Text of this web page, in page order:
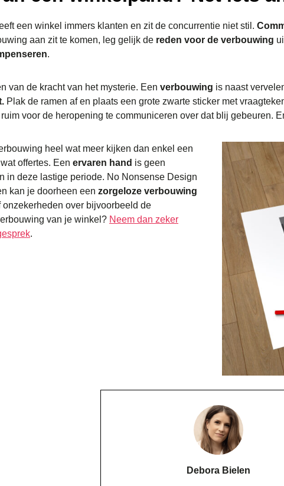
een winkel immers klanten en zit de concurrentie niet stil.
aan zit te komen, leg gelijk de reden voor de verbouwing
.
van de kracht van het mysterie. Een verbouwing is naast
Plak de ramen af en plaats een grote zwarte sticker met
voor de heropening te communiceren over dat blij gebeuren.
heel wat meer kijken dan enkel een
offertes. Een ervaren hand is geen
in deze lastige periode. No Nonsense Design
kan je doorheen een zorgeloze verbouwing
onzekerheden over bijvoorbeeld de
van je winkel? Neem dan zeker
.
Debora Bielen